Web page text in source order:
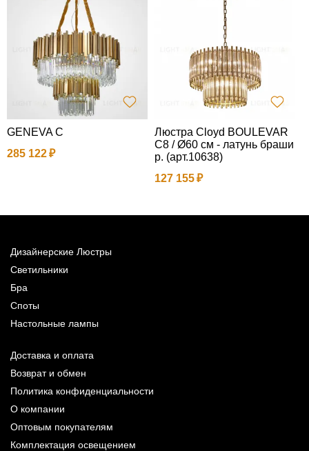
GENEVA C
285 122
Люстра Cloyd BOULEVAR
C8 / Ø60 см - латунь браши
р. (арт.10638)
127 155
Дизайнерские Люстры
Светильники
Бра
Споты
Настольные лампы
Доставка и оплата
Возврат и обмен
Политика конфиденциальности
О компании
Оптовым покупателям
Комплектация освещением